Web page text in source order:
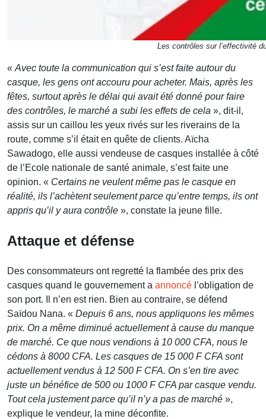
Les contrôles sur l’effectivité
« Avec toute la communication qui s’est faite autour du
casque, les gens ont accouru pour acheter. Mais, après les
fêtes, surtout après le délai qui avait été donné pour faire
des contrôles, le marché a subi les effets de cela », dit-il,
assis sur un caillou les yeux rivés sur les riverains de la
route, comme s’il était en quête de clients. Aïcha
Sawadogo, elle aussi vendeuse de casques installée à côté
de l’Ecole nationale de santé animale, s’est faite une
opinion. « Certains ne veulent même pas le casque en
réalité, ils l’achètent seulement parce qu’entre temps, ils ont
appris qu’il y aura contrôle », constate la jeune fille.
Attaque et défense
Des consommateurs ont regretté la flambée des prix des
casques quand le gouvernement a annoncé l’obligation de
son port. Il n’en est rien. Bien au contraire, se défend
Saïdou Nana. « Depuis 6 ans, nous appliquons les mêmes
prix. On a même diminué actuellement à cause du manque
de marché. Ce que nous vendions à 10 000 CFA, nous le
cédons à 8000 CFA. Les casques de 15 000 F CFA sont
actuellement vendus à 12 500 F CFA. On s’en tire avec
juste un bénéfice de 500 ou 1000 F CFA par casque vendu.
Tout cela justement parce qu’il n’y a pas de marché »,
explique le vendeur, la mine déconfite.